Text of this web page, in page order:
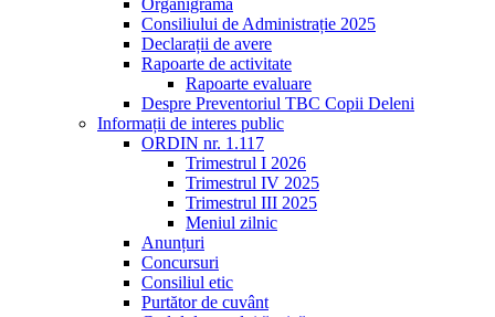
Organigrama
Consiliului de Administrație 2025
Declarații de avere
Rapoarte de activitate
Rapoarte evaluare
Despre Preventoriul TBC Copii Deleni
Informații de interes public
ORDIN nr. 1.117
Trimestrul I 2026
Trimestrul IV 2025
Trimestrul III 2025
Meniul zilnic
Anunțuri
Concursuri
Consiliul etic
Purtător de cuvânt